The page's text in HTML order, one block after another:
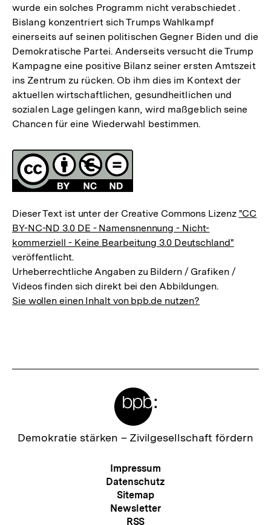
wurde ein solches Programm nicht verabschiedet .
Bislang konzentriert sich Trumps Wahlkampf
einerseits auf seinen politischen Gegner Biden und die
Demokratische Partei. Anderseits versucht die Trump
Kampagne eine positive Bilanz seiner ersten Amtszeit
ins Zentrum zu rücken. Ob ihm dies im Kontext der
aktuellen wirtschaftlichen, gesundheitlichen und
sozialen Lage gelingen kann, wird maßgeblich seine
Chancen für eine Wiederwahl bestimmen.
Fussnoten
Lizenz
Dieser Text ist unter der Creative Commons Lizenz "CC
BY-NC-ND 3.0 DE - Namensnennung - Nicht-
kommerziell - Keine Bearbeitung 3.0 Deutschland"
veröffentlicht.
Urheberrechtliche Angaben zu Bildern / Grafiken /
Videos finden sich direkt bei den Abbildungen.
Sie wollen einen Inhalt von bpb.de nutzen?
Zur
Demokratie stärken – Zivilgesellschaft fördern
Meta-
Navigation
Impressum
Datenschutz
Sitemap
Newsletter
RSS